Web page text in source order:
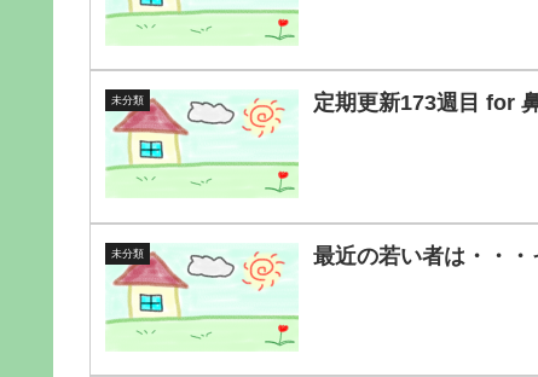
未分類 定期更新173週目 for
未分類 最近の若い者は・・